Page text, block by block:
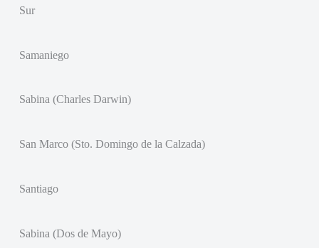
Sur
Samaniego
Sabina (Charles Darwin)
San Marco (Sto. Domingo de la Calzada)
Santiago
Sabina (Dos de Mayo)